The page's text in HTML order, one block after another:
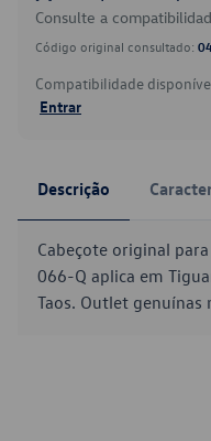
Consulte a
Código original consultado:
Compatibilidade
Entrar
Descrição
Cabeçote original
066-Q aplica em
Taos. Outlet genuínas